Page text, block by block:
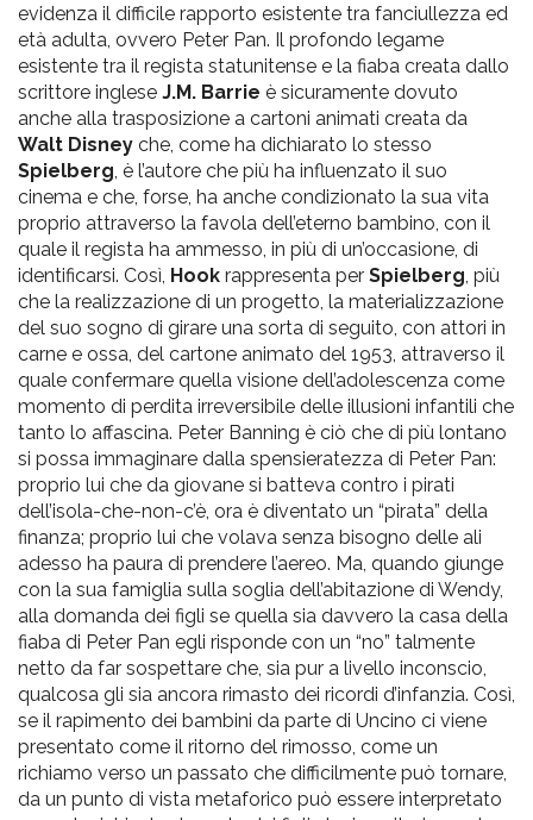
evidenza il difficile rapporto esistente tra fanciullezza ed
età adulta, ovvero Peter Pan. Il profondo legame
esistente tra il regista statunitense e la fiaba creata dallo
scrittore inglese J.M. Barrie è sicuramente dovuto
anche alla trasposizione a cartoni animati creata da
Walt Disney che, come ha dichiarato lo stesso
Spielberg, è l’autore che più ha influenzato il suo
cinema e che, forse, ha anche condizionato la sua vita
proprio attraverso la favola dell’eterno bambino, con il
quale il regista ha ammesso, in più di un’occasione, di
identificarsi. Così, Hook rappresenta per Spielberg, più
che la realizzazione di un progetto, la materializzazione
del suo sogno di girare una sorta di seguito, con attori in
carne e ossa, del cartone animato del 1953, attraverso il
quale confermare quella visione dell’adolescenza come
momento di perdita irreversibile delle illusioni infantili che
tanto lo affascina. Peter Banning è ciò che di più lontano
si possa immaginare dalla spensieratezza di Peter Pan:
proprio lui che da giovane si batteva contro i pirati
dell’isola-che-non-c’è, ora è diventato un “pirata” della
finanza; proprio lui che volava senza bisogno delle ali
adesso ha paura di prendere l’aereo. Ma, quando giunge
con la sua famiglia sulla soglia dell’abitazione di Wendy,
alla domanda dei figli se quella sia davvero la casa della
fiaba di Peter Pan egli risponde con un “no” talmente
netto da far sospettare che, sia pur a livello inconscio,
qualcosa gli sia ancora rimasto dei ricordi d’infanzia. Così,
se il rapimento dei bambini da parte di Uncino ci viene
presentato come il ritorno del rimosso, come un
richiamo verso un passato che difficilmente può tornare,
da un punto di vista metaforico può essere interpretato